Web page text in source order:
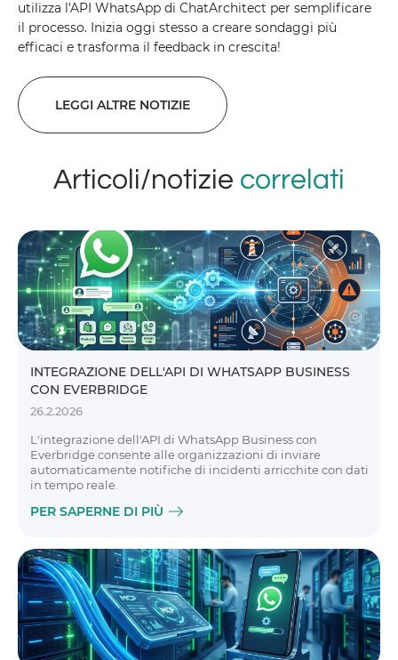
utilizza l'API WhatsApp di ChatArchitect per semplificare
il processo. Inizia oggi stesso a creare sondaggi più
efficaci e trasforma il feedback in crescita!
LEGGI ALTRE NOTIZIE
Articoli/notizie correlati
INTEGRAZIONE DELL'API DI WHATSAPP BUSINESS
CON EVERBRIDGE
26.2.2026
L'integrazione dell'API di WhatsApp Business con
Everbridge consente alle organizzazioni di inviare
automaticamente notifiche di incidenti arricchite con dati
in tempo reale.
PER SAPERNE DI PIÙ